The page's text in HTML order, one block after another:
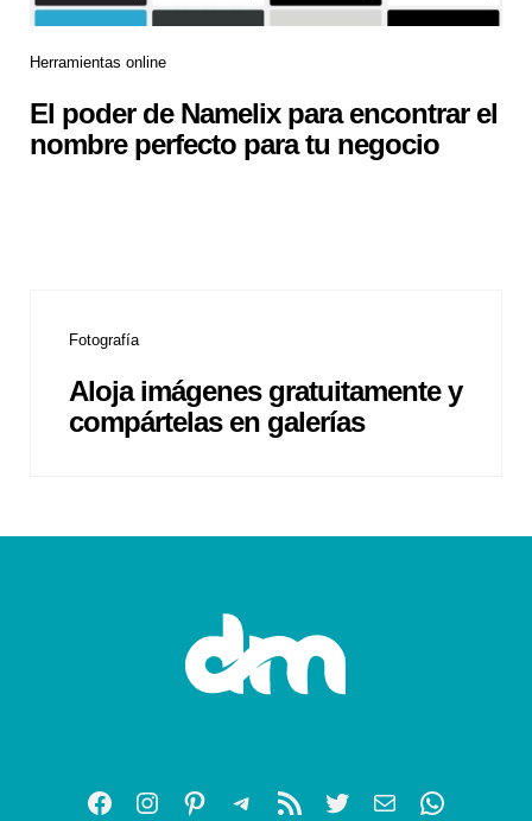
Herramientas online
El poder de Namelix para encontrar el
nombre perfecto para tu negocio
Fotografía
Aloja imágenes gratuitamente y
compártelas en galerías